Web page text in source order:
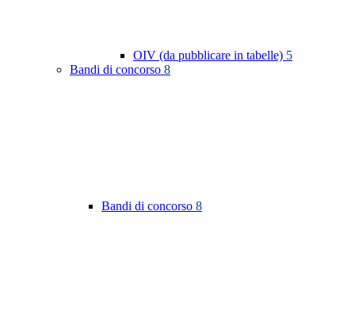
OIV (da pubblicare in tabelle) 5
Bandi di concorso 8
Bandi di concorso 8